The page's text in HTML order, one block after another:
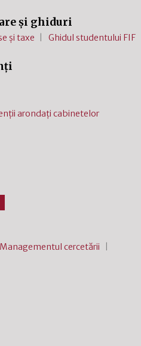
și ghiduri
și taxe
Ghidul studentului FIF
arondați cabinetelor
Managementul cercetării